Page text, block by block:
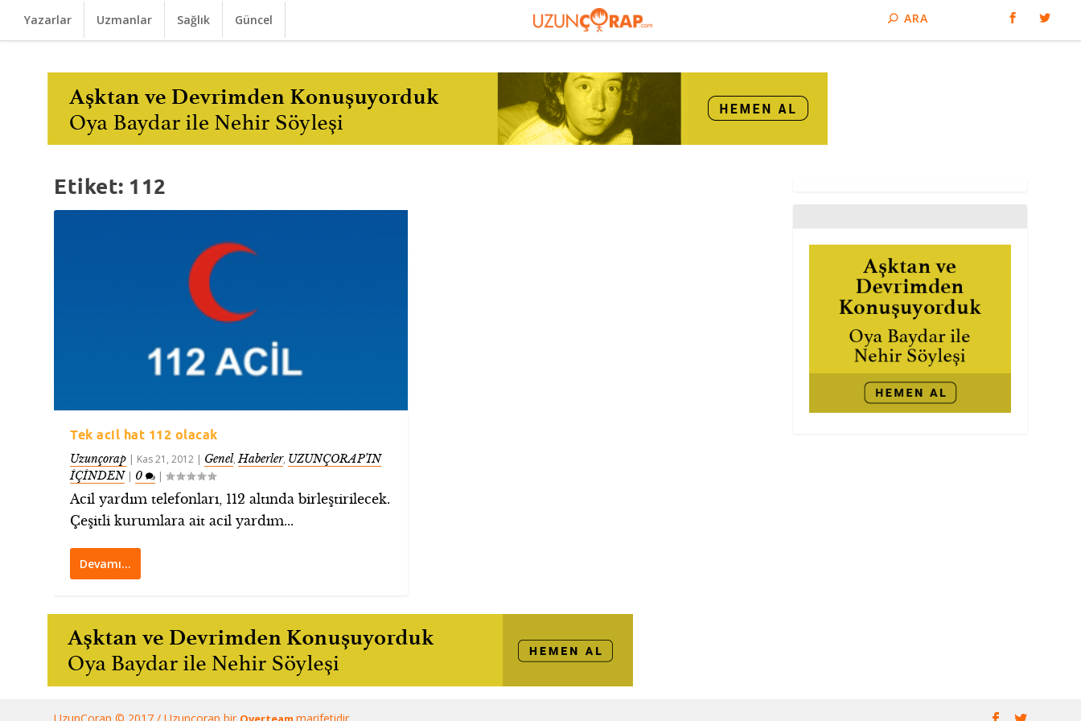
Yazarlar Uzmanlar Sağlık Güncel
Etiket: 112
Tek acil hat 112 olacak
Uzunçorap | Kas 21, 2012 | Genel,Haberler, UZUNÇORAP’IN
İÇİNDEN| 0 |
Acil yardım telefonları, 112 altında birleştirilecek.
Çeşitli kurumlara ait acil yardım...
Devamı…
UzunÇorap © 2017 / Uzunçorap bir marifetidir.